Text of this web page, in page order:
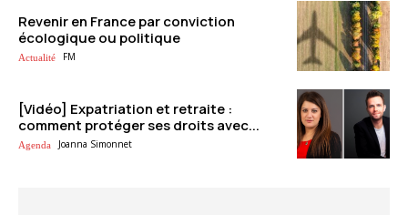
Revenir en France par conviction
écologique ou politique
Actualité FM
[Vidéo] Expatriation et retraite :
comment protéger ses droits avec...
Agenda Joanna Simonnet